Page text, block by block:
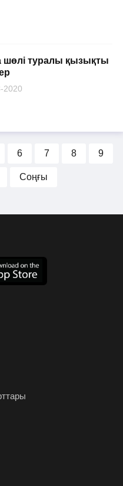
шөлі туралы қызықты
2020
6 7 8 9
Соңғы